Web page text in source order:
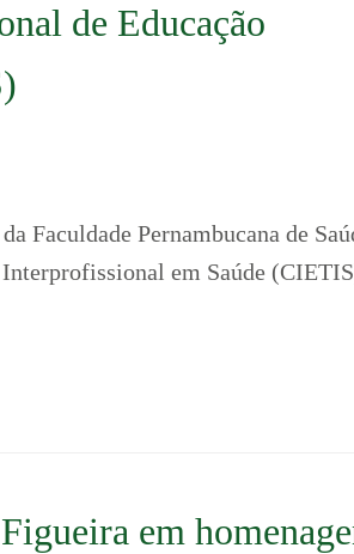
de Educação
Faculdade Pernambucana de
em Saúde
em